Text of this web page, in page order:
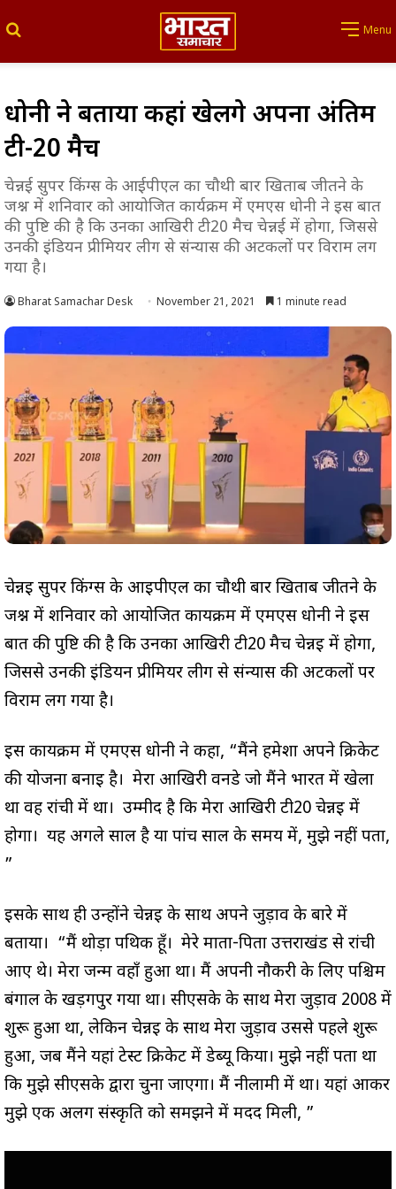
Menu
धोनी ने बताया कहां खेलेंगे अपना अंतिम
टी-20 मैच
चेन्नई सुपर किंग्स के आईपीएल का चौथी बार खिताब जीतने के
जश्न में शनिवार को आयोजित कार्यक्रम में एमएस धोनी ने इस बात
की पुष्टि की है कि उनका आखिरी टी20 मैच चेन्नई में होगा, जिससे
उनकी इंडियन प्रीमियर लीग से संन्यास की अटकलों पर विराम लग
गया है।
Bharat Samachar Desk November 21, 2021 1 minute read
चेन्नई सुपर किंग्स के आईपीएल का चौथी बार खिताब जीतने के
जश्न में शनिवार को आयोजित कार्यक्रम में एमएस धोनी ने इस
बात की पुष्टि की है कि उनका आखिरी टी20 मैच चेन्नई में होगा,
जिससे उनकी इंडियन प्रीमियर लीग से संन्यास की अटकलों पर
विराम लग गया है।
इस कार्यक्रम में एमएस धोनी ने कहा, “मैंने हमेशा अपने क्रिकेट
की योजना बनाई है। मेरा आखिरी वनडे जो मैंने भारत में खेला
था वह रांची में था। उम्मीद है कि मेरा आखिरी टी20 चेन्नई में
होगा। यह अगले साल है या पांच साल के समय में, मुझे नहीं पता,
”
इसके साथ ही उन्होंने चेन्नई के साथ अपने जुड़ाव के बारे में
बताया। “मैं थोड़ा पथिक हूँ। मेरे माता-पिता उत्तराखंड से रांची
आए थे। मेरा जन्म वहाँ हुआ था। मैं अपनी नौकरी के लिए पश्चिम
बंगाल के खड़गपुर गया था। सीएसके के साथ मेरा जुड़ाव 2008 में
शुरू हुआ था, लेकिन चेन्नई के साथ मेरा जुड़ाव उससे पहले शुरू
हुआ, जब मैंने यहां टेस्ट क्रिकेट में डेब्यू किया। मुझे नहीं पता था
कि मुझे सीएसके द्वारा चुना जाएगा। मैं नीलामी में था। यहां आकर
मुझे एक अलग संस्कृति को समझने में मदद मिली, ”